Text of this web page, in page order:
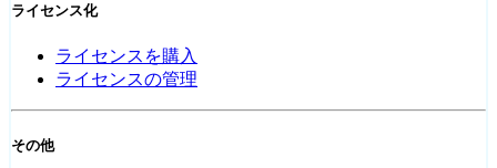
ライセンス化
ライセンスを購入
ライセンスの管理
その他